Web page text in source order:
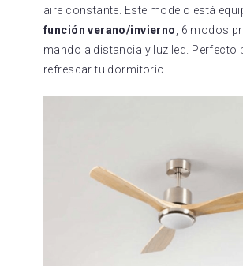
aire constante. Este modelo está
función verano/invierno
, 6 modos
mando a distancia y luz led. Perfecto
refrescar tu dormitorio.